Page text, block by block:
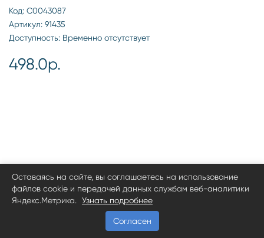
Код: С0043087
Артикул: 91435
Доступность: Временно отсутствует
498.0р.
Оставаясь на сайте, вы соглашаетесь на использование
файлов cookie и передачей данных службам веб-аналитики
Яндекс.Метрика.
Узнать подробнее
Согласен